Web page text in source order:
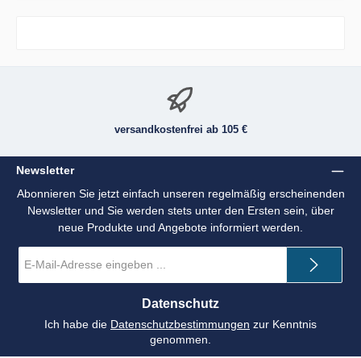
versandkostenfrei ab 105 €
Newsletter
Abonnieren Sie jetzt einfach unseren regelmäßig erscheinenden
Newsletter und Sie werden stets unter den Ersten sein, über
neue Produkte und Angebote informiert werden.
Mail-
*
Datenschutz
Ich habe die Datenschutzbestimmungen zur Kenntnis
genommen.